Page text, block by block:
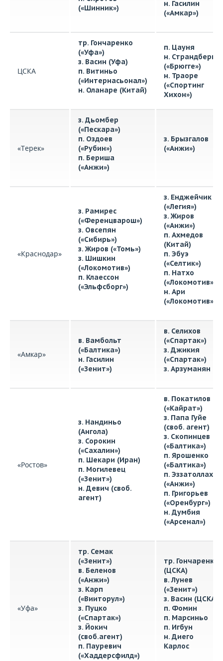
(«Шинник»)
н. Гасилин
(«Амкар»)
ЦСКА
тр. Гончаренко
(«Уфа»)
з. Васин (Уфа)
п. Витиньо
(«Интернасьонал»)
н. Оланаре (Китай)
п. Цауня
н. Страндберг
(«Брюгге»)
н. Траоре
(«Спортинг
Хихон»)
«Терек»
з. Дьомбер
(«Пескара»)
п. Оздоев
(«Рубин»)
п. Бериша
(«Анжи»)
з. Брызгалов
(«Анжи»)
«Краснодар»
з. Рамирес
(«Ференцварош»)
з. Овсепян
(«Сибирь»)
з. Жиров («Томь»)
з. Шишкин
(«Локомотив»)
п. Клаессон
(«Эльфсборг»)
з. Енджейчик
(«Легия»)
з. Жиров
(«Анжи»)
п. Ахмедов
(Китай)
п. Эбуэ
(«Селтик»)
п. Натхо
(«Локомотив»)
н. Ари
(«Локомотив»)
«Амкар»
в. Вамбольт
(«Балтика»)
н. Гасилин
(«Зенит»)
в. Селихов
(«Спартак»)
з. Джикия
(«Спартак»)
з. Арзуманян
«Ростов»
з. Нандиньо
(Ангола)
з. Сорокин
(«Сахалин»)
п. Шекари (Иран)
п. Могилевец
(«Зенит»)
н. Девич (своб.
агент)
в. Покатилов
(«Кайрат»)
з. Папа Гуйе
(своб. агент)
з. Скопинцев
(«Балтика»)
п. Ярошенко
(«Балтика»)
п. Эззатоллахи
(«Анжи»)
п. Григорьев
(«Оренбург»)
н. Думбия
(«Арсенал»)
«Уфа»
тр. Семак
(«Зенит»)
в. Беленов
(«Анжи»)
з. Карп
(«Вииторул»)
з. Пуцко
(«Спартак»)
з. Йокич
(своб.агент)
п. Пауревич
(«Хаддерсфилд»)
тр. Гончаренко
(ЦСКА)
в. Лунев
(«Зенит»)
з. Васин (ЦСКА)
п. Фомин
п. Марсиньо
п. Игбун
н. Диего
Карлос